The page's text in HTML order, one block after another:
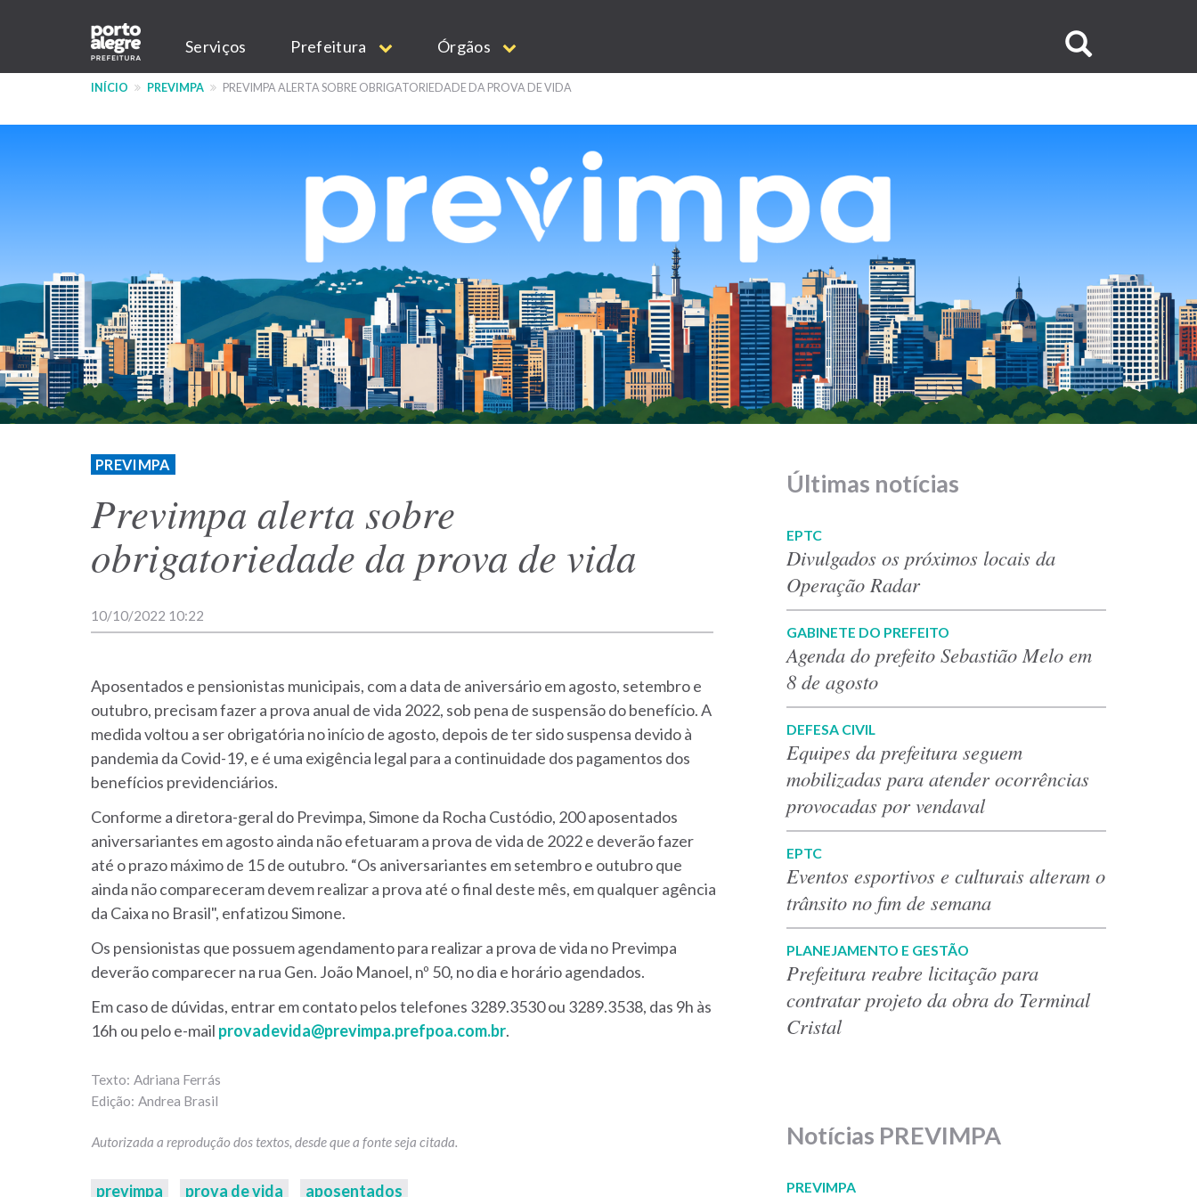
conteúdo
Main
navigation
Serviços Prefeitura Órgãos
no
site
INÍCIO PREVIMPA PREVIMPA ALERTA SOBRE OBRIGATORIEDADE DA PROVA DE VIDA
PREVIMPA
Previmpa alerta sobre
obrigatoriedade da prova de vida
10/10/2022 10:22
Aposentados e pensionistas municipais, com a data de aniversário em agosto, setembro e
outubro, precisam fazer a prova anual de vida 2022, sob pena de suspensão do benefício. A
medida voltou a ser obrigatória no início de agosto, depois de ter sido suspensa devido à
pandemia da Covid-19, e é uma exigência legal para a continuidade dos pagamentos dos
benefícios previdenciários.
Conforme a diretora-geral do Previmpa, Simone da Rocha Custódio, 200 aposentados
aniversariantes em agosto ainda não efetuaram a prova de vida de 2022 e deverão fazer
até o prazo máximo de 15 de outubro. “Os aniversariantes em setembro e outubro que
ainda não compareceram devem realizar a prova até o final deste mês, em qualquer agência
da Caixa no Brasil", enfatizou Simone.
Os pensionistas que possuem agendamento para realizar a prova de vida no Previmpa
deverão comparecer na rua Gen. João Manoel, nº 50, no dia e horário agendados.
Em caso de dúvidas, entrar em contato pelos telefones 3289.3530 ou 3289.3538, das 9h às
16h ou pelo e-mail provadevida@previmpa.prefpoa.com.br.
Adriana Ferrás
Andrea Brasil
previmpa prova de vida aposentados
Últimas notícias
EPTC
Divulgados os próximos locais da
Operação Radar
GABINETE DO PREFEITO
Agenda do prefeito Sebastião Melo em
8 de agosto
DEFESA CIVIL
Equipes da prefeitura seguem
mobilizadas para atender ocorrências
provocadas por vendaval
EPTC
Eventos esportivos e culturais alteram o
trânsito no fim de semana
PLANEJAMENTO E GESTÃO
Prefeitura reabre licitação para
contratar projeto da obra do Terminal
Cristal
Notícias PREVIMPA
PREVIMPA